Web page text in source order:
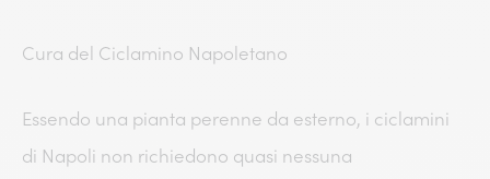
Cura del Ciclamino Napoletano
Essendo una pianta perenne da esterno, i ciclamini
di Napoli non richiedono quasi nessuna